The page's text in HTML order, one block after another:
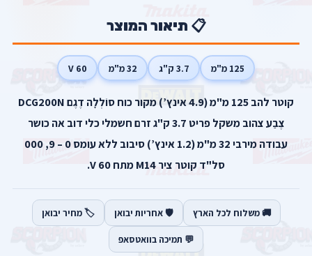
📋 תיאור המוצר
125 מ"מ 3.7 ק"ג 32 מ"מ 60 V
קוטר להב 125 מ"מ (4.9 אינץ’) מקור כוח סוֹלְלָה דֶגֶם DCG200N
צֶבַע צהוב משקל פריט 3.7 ק"ג זרם חשמלי כלי דוב אה כושר
עבודה מירבי 32 מ"מ (1.2 אינץ’) סיבוב ללא עומס 0 – 9, 000
סל"ד קוטר ציר M14 מתח 60 V.
🚚 משלוח לכל הארץ 🛡️ אחריות יבואן 🏷️ מחיר יבואן
💬 תמיכה בוואטסאפ